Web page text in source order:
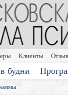
будни
Клиенты